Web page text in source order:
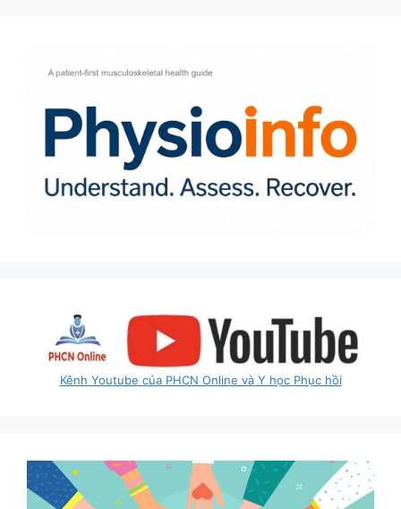
Kênh Youtube của PHCN Online và Y học Phục hồi